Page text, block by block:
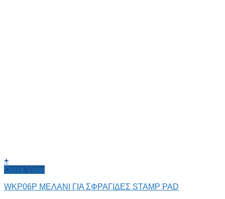
+
Quick View
WKP06P ΜΕΛΑΝΙ ΓΙΑ ΣΦΡΑΓΙΔΕΣ STAMP PAD